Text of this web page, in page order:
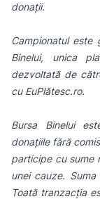
donații.
Campionatul este
Binelui, unica
dezvoltată de
cu EuPlătesc.ro.
Bursa Binelui
donațiile fără
participe cu sume
unei cauze.
Toată tranzacția